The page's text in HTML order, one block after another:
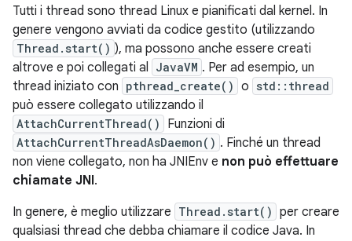
Tutti i thread sono thread Linux e pianificati dal kernel. In
genere vengono avviati da codice gestito (utilizzando
Thread.start() ), ma possono anche essere creati
altrove e poi collegati al JavaVM . Per ad esempio, un
thread iniziato con pthread_create() o std::thread
può essere collegato utilizzando il
AttachCurrentThread() Funzioni di
AttachCurrentThreadAsDaemon() . Finché un thread
non viene collegato, non ha JNIEnv e non può effettuare
chiamate JNI.
In genere, è meglio utilizzare Thread.start() per creare
qualsiasi thread che debba chiamare il codice Java. In